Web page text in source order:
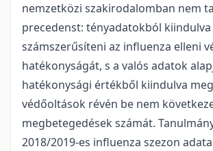
nemzetközi szakirodalomban nem
precedenst: tényadatokból kiindulva
számszerűsíteni az influenza elleni
hatékonyságát, s a valós adatok
hatékonysági értékből kiindulva
védőoltások révén be nem
megbetegedések számát.
2018/2019-es influenza szezon